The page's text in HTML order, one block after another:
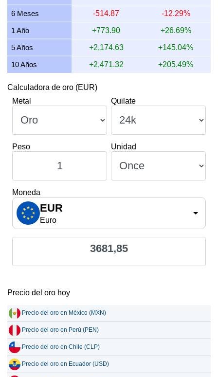
9 julio 2026 116.15 116,151.57 1,354.80
8 julio 2026 3,559.81 114.45 114,447.86 1,334.93
6 Meses -514.87 -12.29%
1 Año +773.90 +26.69%
5 Años +2,174.63 +145.04%
10 Años +2,471.32 +205.49%
Calculadora de oro (EUR)
Metal
Quilate
Peso Unidad
Moneda
EUR
Euro
3681,85
Precio del oro hoy
Precio del oro en México (MXN)
Precio del oro en Perú (PEN)
Precio del oro en Chile (CLP)
Precio del oro en Ecuador (USD)